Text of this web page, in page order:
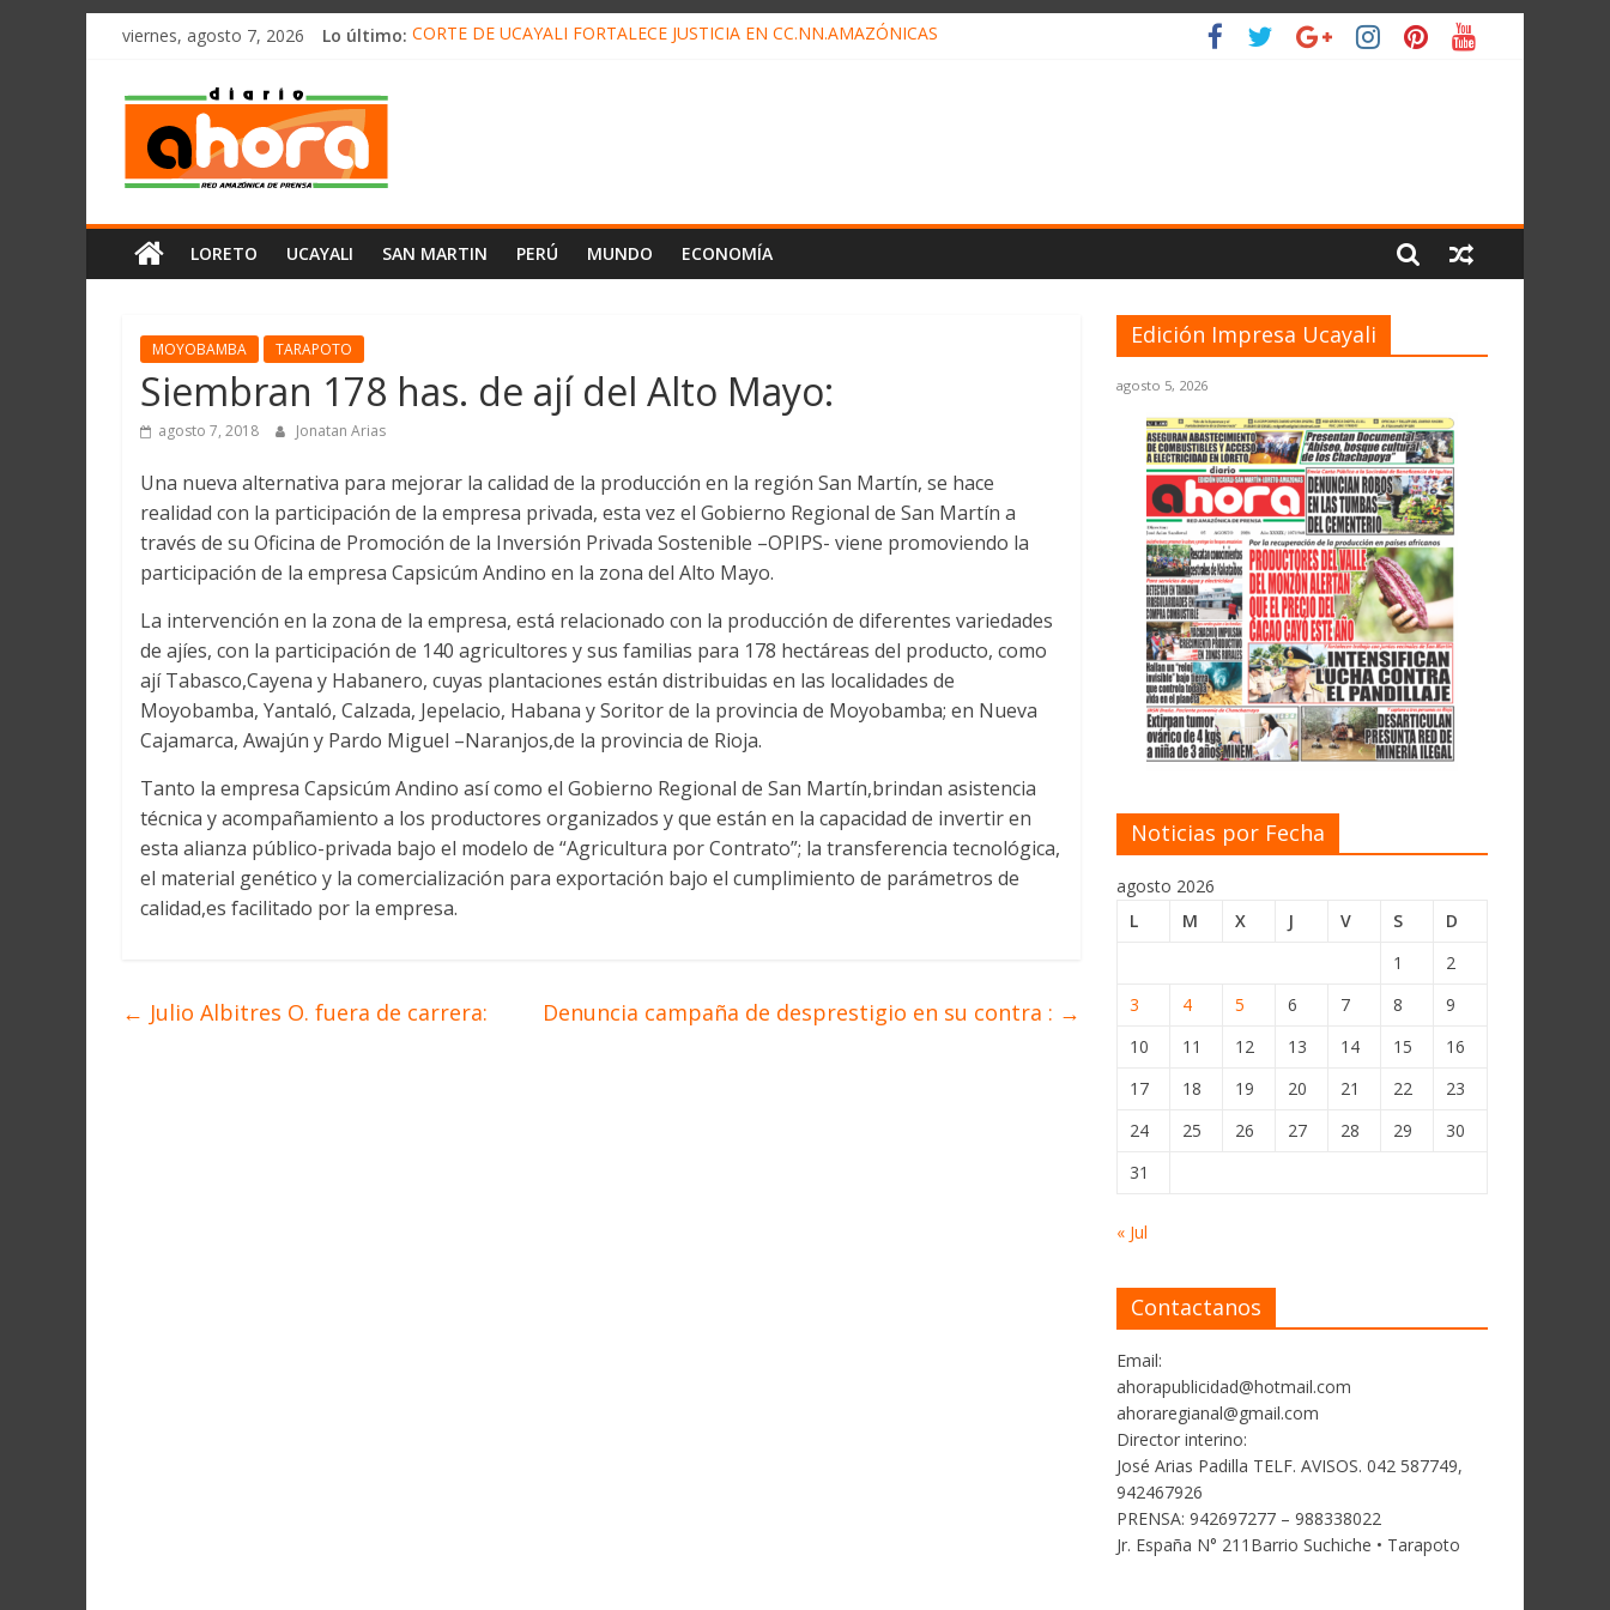
олимп казино
Saltarviernes, agosto 7, 2026 Lo último: CORTE DE UCAYALI FORTALECE JUSTICIA EN CC.NN.AMAZÓNICAS
Diario
Ahora
Cadena
Amazónica
de
Noticias
del
Perú,
Mundo
Ucayali,
San
Martín
LORETO UCAYALI SAN MARTIN PERÚ MUNDO ECONOMÍA
MOYOBAMBA TARAPOTO
Siembran 178 has. de ají del Alto Mayo:
agosto 7, 2018 Jonatan Arias
Una nueva alternativa para mejorar la calidad de la producción en la región San Martín, se hace
realidad con la participación de la empresa privada, esta vez el Gobierno Regional de San Martín a
través de su Oficina de Promoción de la Inversión Privada Sostenible –OPIPS- viene promoviendo la
participación de la empresa Capsicúm Andino en la zona del Alto Mayo.
La intervención en la zona de la empresa, está relacionado con la producción de diferentes variedades
de ajíes, con la participación de 140 agricultores y sus familias para 178 hectáreas del producto, como
ají Tabasco,Cayena y Habanero, cuyas plantaciones están distribuidas en las localidades de
Moyobamba, Yantaló, Calzada, Jepelacio, Habana y Soritor de la provincia de Moyobamba; en Nueva
Cajamarca, Awajún y Pardo Miguel –Naranjos,de la provincia de Rioja.
Tanto la empresa Capsicúm Andino así como el Gobierno Regional de San Martín,brindan asistencia
técnica y acompañamiento a los productores organizados y que están en la capacidad de invertir en
esta alianza público-privada bajo el modelo de “Agricultura por Contrato”; la transferencia tecnológica,
el material genético y la comercialización para exportación bajo el cumplimiento de parámetros de
calidad,es facilitado por la empresa.
← Julio Albitres O. fuera de carrera: Denuncia campaña de desprestigio en su contra : →
Edición Impresa Ucayali
agosto 5, 2026
Noticias por Fecha
agosto 2026
L
M X J V S
D
1
2
3
4 5 6 7 8
9
10
11 12 13 14 15
16
17
18 19 20 21 22
23
24
25 26 27 28 29
30
31
« Jul
Contactanos
Email:
ahorapublicidad@hotmail.com
ahoraregianal@gmail.com
Director interino:
José Arias Padilla TELF. AVISOS. 042 587749,
942467926
PRENSA: 942697277 – 988338022
Jr. España N° 211Barrio Suchiche • Tarapoto